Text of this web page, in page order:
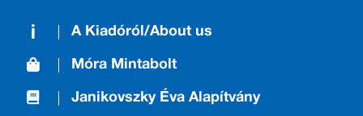
A Kiadóról/About us
Móra Mintabolt
Janikovszky Éva Alapítvány